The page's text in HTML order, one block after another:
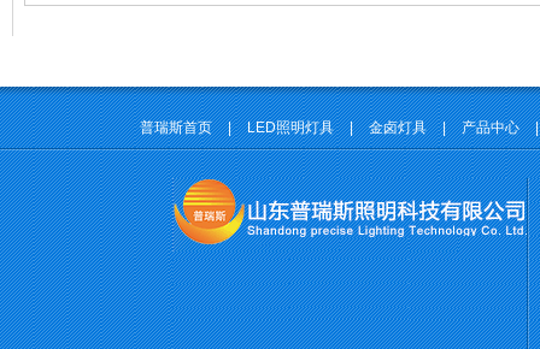
普瑞斯首页 | LED照明灯具 | 金卤灯具 | 产品中心 |